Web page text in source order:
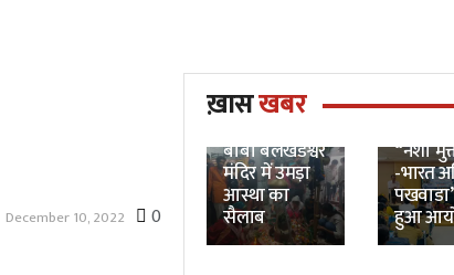
December 10, 2022 0
ख़ासखबर
बाबा बलखंडेश्वर
मंदिर में उमड़ा
आस्था का
सैलाब
रज्जू
“नशा
-भारत
हुआ